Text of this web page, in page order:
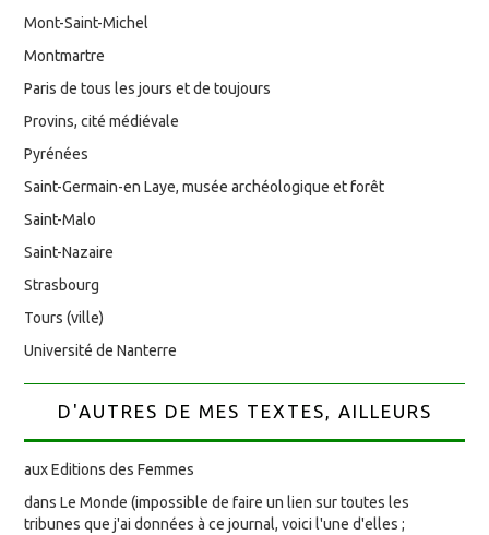
Mont-Saint-Michel
Montmartre
Paris de tous les jours et de toujours
Provins, cité médiévale
Pyrénées
Saint-Germain-en Laye, musée archéologique et forêt
Saint-Malo
Saint-Nazaire
Strasbourg
Tours (ville)
Université de Nanterre
D'AUTRES DE MES TEXTES, AILLEURS
aux Editions des Femmes
dans Le Monde (impossible de faire un lien sur toutes les
tribunes que j'ai données à ce journal, voici l'une d'elles ;